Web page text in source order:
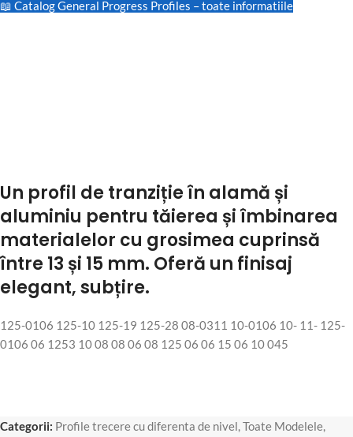
📖 Catalog General Progress Profiles – toate informatiile
Un profil de tranziție în alamă și
aluminiu pentru tăierea și îmbinarea
materialelor cu grosimea cuprinsă
între 13 și 15 mm. Oferă un finisaj
elegant, subțire.
125-0106 125-10 125-19 125-28 08-0311 10-0106 10- 11- 125-
0106 06 1253 10 08 08 06 08 125 06 06 15 06 10 045
Categorii: Profile trecere cu diferenta de nivel,Toate Modelele,